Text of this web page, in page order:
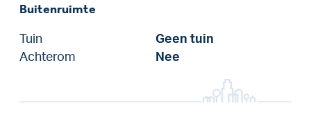
Buitenruimte
Tuin
Geen tuin
Achterom
Nee